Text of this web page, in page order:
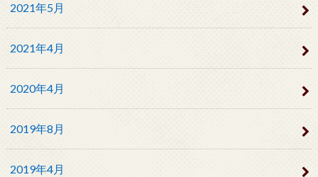
2021年5月
2021年4月
2020年4月
2019年8月
2019年4月